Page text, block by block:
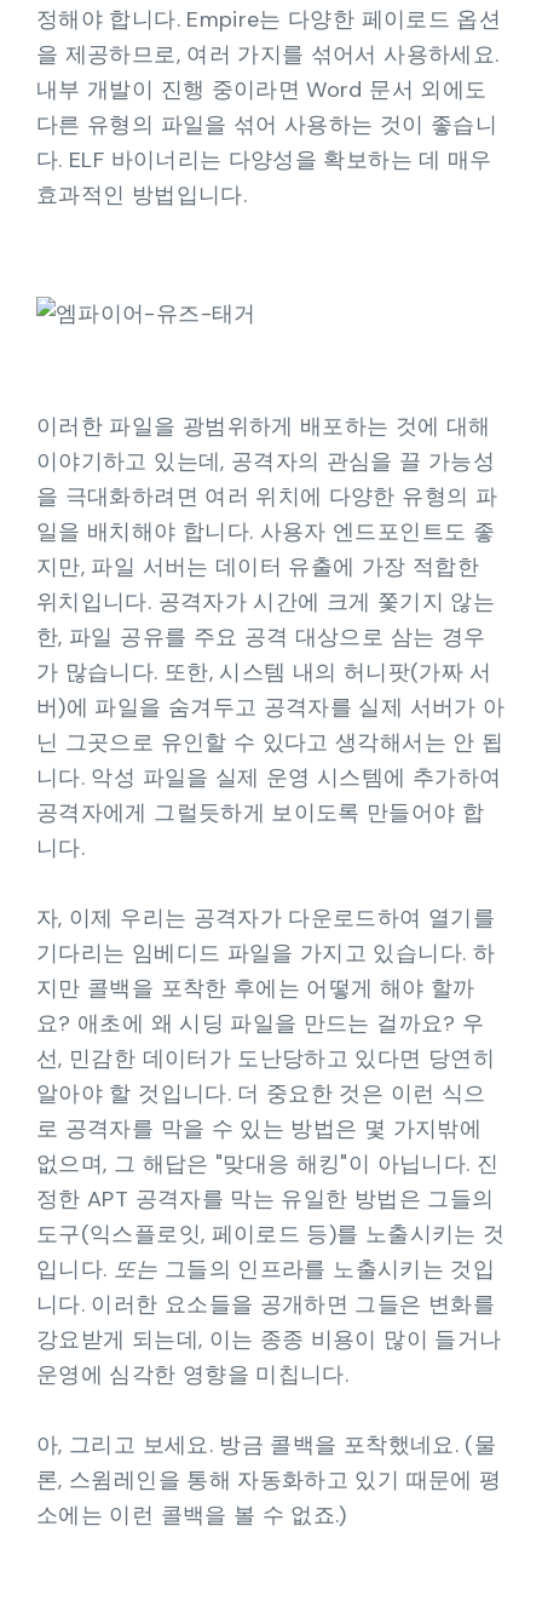
정해야 합니다. Empire는 다양한 페이로드 옵션
을 제공하므로, 여러 가지를 섞어서 사용하세요.
내부 개발이 진행 중이라면 Word 문서 외에도
다른 유형의 파일을 섞어 사용하는 것이 좋습니
다. ELF 바이너리는 다양성을 확보하는 데 매우
효과적인 방법입니다.
이러한 파일을 광범위하게 배포하는 것에 대해
이야기하고 있는데, 공격자의 관심을 끌 가능성
을 극대화하려면 여러 위치에 다양한 유형의 파
일을 배치해야 합니다. 사용자 엔드포인트도 좋
지만, 파일 서버는 데이터 유출에 가장 적합한
위치입니다. 공격자가 시간에 크게 쫓기지 않는
한, 파일 공유를 주요 공격 대상으로 삼는 경우
가 많습니다. 또한, 시스템 내의 허니팟(가짜 서
버)에 파일을 숨겨두고 공격자를 실제 서버가 아
닌 그곳으로 유인할 수 있다고 생각해서는 안 됩
니다. 악성 파일을 실제 운영 시스템에 추가하여
공격자에게 그럴듯하게 보이도록 만들어야 합
니다.
자, 이제 우리는 공격자가 다운로드하여 열기를
기다리는 임베디드 파일을 가지고 있습니다. 하
지만 콜백을 포착한 후에는 어떻게 해야 할까
요? 애초에 왜 시딩 파일을 만드는 걸까요? 우
선, 민감한 데이터가 도난당하고 있다면 당연히
알아야 할 것입니다. 더 중요한 것은 이런 식으
로 공격자를 막을 수 있는 방법은 몇 가지밖에
없으며, 그 해답은 "맞대응 해킹"이 아닙니다. 진
정한 APT 공격자를 막는 유일한 방법은 그들의
도구(익스플로잇, 페이로드 등)를 노출시키는 것
입니다. 또는 그들의 인프라를 노출시키는 것입
니다. 이러한 요소들을 공개하면 그들은 변화를
강요받게 되는데, 이는 종종 비용이 많이 들거나
운영에 심각한 영향을 미칩니다.
아, 그리고 보세요. 방금 콜백을 포착했네요. (물
론, 스윔레인을 통해 자동화하고 있기 때문에 평
소에는 이런 콜백을 볼 수 없죠.)